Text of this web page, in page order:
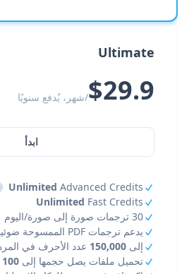
Ultimate
$29.9/شهر، يُدفع سنويًا
ابدأ
Unlimited Advanced Credits
Unlimited Fast Credits
30 ترجمات صورة إلى صورة/اليوم
يدعم ترجمات PDF الممسوحة ضوئيا
إلى 150,000 عدد الأحرف في
تحميل ملفات يصل حجمها إلى 100 MB